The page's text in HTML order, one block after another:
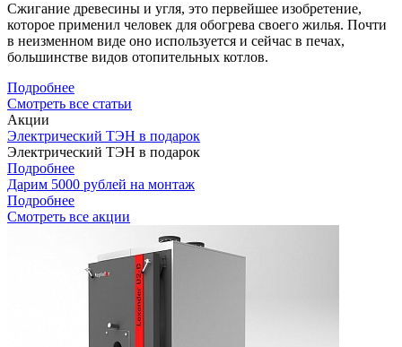
Сжигание древесины и угля, это первейшее изобретение,
которое применил человек для обогрева своего жилья. Почти
в неизменном виде оно используется и сейчас в печах,
большинстве видов отопительных котлов.
Подробнее
Смотреть все статьи
Акции
Электрический ТЭН в подарок
Электрический ТЭН в подарок
Подробнее
Дарим 5000 рублей на монтаж
Подробнее
Смотреть все акции